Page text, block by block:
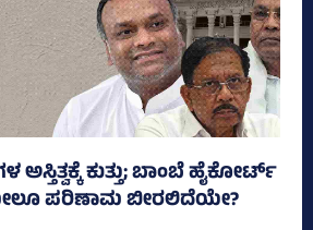
ಕುತ್ತು; ಬಾಂಬೆ ಹೈಕೋರ್ಟ್‌
ಪರಿಣಾಮ ಬೀರಲಿದೆಯೇ?